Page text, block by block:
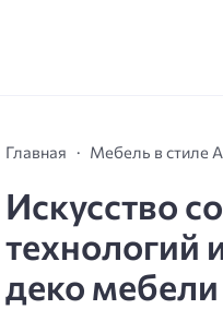
Главная Мебель в стиле
Искусство
технологий
деко мебели